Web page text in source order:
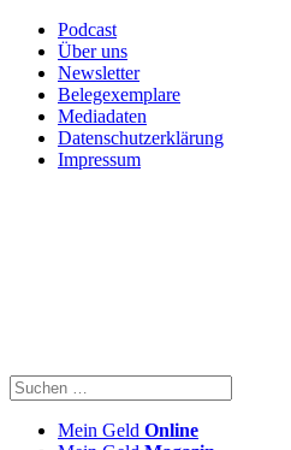
Podcast
Über uns
Newsletter
Belegexemplare
Mediadaten
Datenschutzerklärung
Impressum
Mein Geld Online